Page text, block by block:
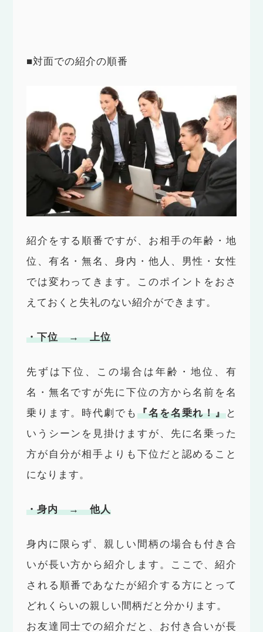
■対面での紹介の順番
紹介をする順番ですが、お相手の年齢・地
位、有名・無名、身内・他人、男性・女性
では変わってきます。このポイントをおさ
えておくと失礼のない紹介ができます。
・下位 → 上位
先ずは下位、この場合は年齢・地位、有
名・無名ですが先に下位の方から名前を名
乗ります。時代劇でも 『名を名乗れ！』と
いうシーンを見掛けますが、先に名乗った
方が自分が相手よりも下位だと認めること
になります。
・身内 → 他人
身内に限らず、親しい間柄の場合も付き合
いが長い方から紹介します。ここで、紹介
される順番であなたが紹介する方にとって
どれくらいの親しい間柄だと分かります。
お友達同士での紹介だと、お付き合いが長